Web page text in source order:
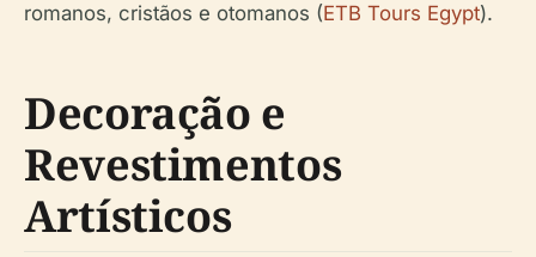
romanos, cristãos e otomanos (ETB Tours Egypt).
Decoração e
Revestimentos
Artísticos